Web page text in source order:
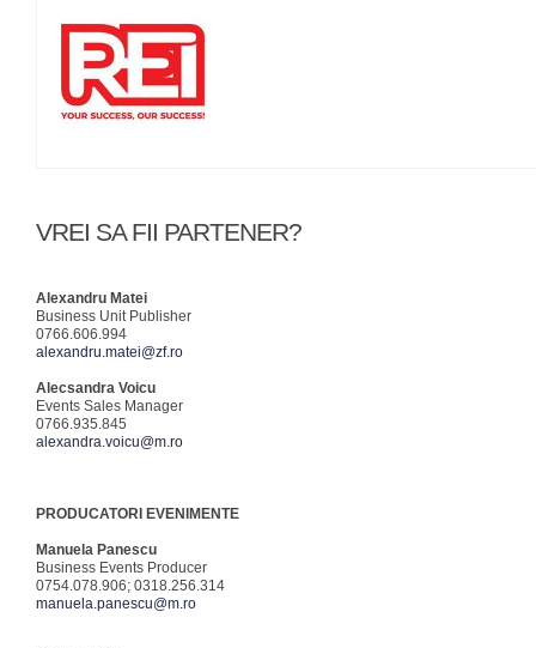
VREI SA FII PARTENER?
Alexandru Matei
Business Unit Publisher
0766.606.994
alexandru.matei@zf.ro
Alecsandra Voicu
Events Sales Manager
0766.935.845
alexandra.voicu@m.ro
PRODUCATORI EVENIMENTE
Manuela Panescu
Business Events Producer
0754.078.906; 0318.256.314
manuela.panescu@m.ro